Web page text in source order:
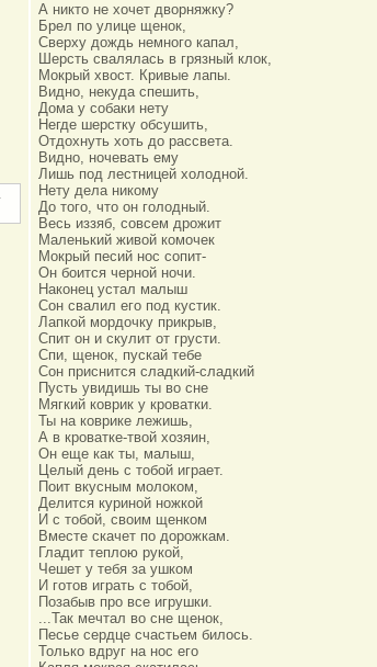
А никто не хочет дворняжку?
Брел по улице щенок,
Сверху дождь немного капал,
Шерсть свалялась в грязный клок,
Мокрый хвост. Кривые лапы.
Видно, некуда спешить,
Дома у собаки нету
Негде шерстку обсушить,
Отдохнуть хоть до рассвета.
Видно, ночевать ему
Лишь под лестницей холодной.
Нету дела никому
До того, что он голодный.
Весь иззяб, совсем дрожит
Маленький живой комочек
Мокрый песий нос сопит-
Он боится черной ночи.
Наконец устал малыш
Сон свалил его под кустик.
Лапкой мордочку прикрыв,
Спит он и скулит от грусти.
Спи, щенок, пускай тебе
Сон приснится сладкий-сладкий
Пусть увидишь ты во сне
Мягкий коврик у кроватки.
Ты на коврике лежишь,
А в кроватке-твой хозяин,
Он еще как ты, малыш,
Целый день с тобой играет.
Поит вкусным молоком,
Делится куриной ножкой
И с тобой, своим щенком
Вместе скачет по дорожкам.
Гладит теплою рукой,
Чешет у тебя за ушком
И готов играть с тобой,
Позабыв про все игрушки.
...Так мечтал во сне щенок,
Песье сердце счастьем билось.
Только вдруг на нос его